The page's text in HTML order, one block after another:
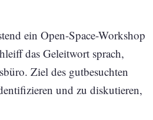
ein Open-Space-Workshop
das Geleitwort sprach,
Ziel des gutbesuchten
und zu diskutieren,